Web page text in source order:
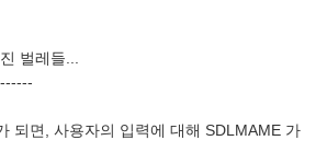
벌레들...
되면, 사용자의 입력에 대해 SDLMAME 가